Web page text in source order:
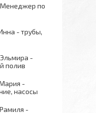
Менеджер по
- трубы,
Эльмира -
полив
-
насосы
Рамиля -